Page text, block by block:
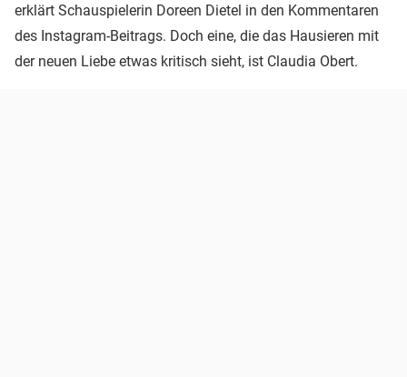
erklärt Schauspielerin Doreen Dietel in den Kommentaren
des Instagram-Beitrags. Doch eine, die das Hausieren mit
der neuen Liebe etwas kritisch sieht, ist Claudia Obert.